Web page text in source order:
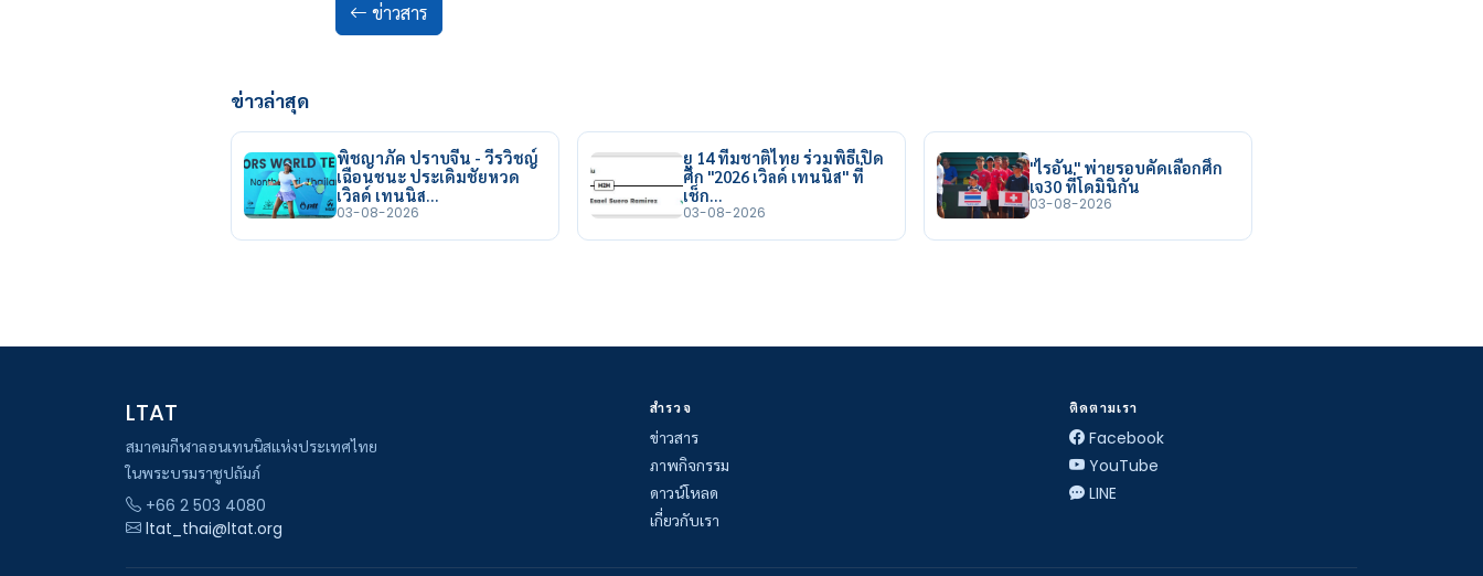
ข่าวสาร
ข่าวล่าสุด
พิชญาภัค ปราบจีน - วีรวิชญ์
เฉือนชนะ ประเดิมชัยหวด
เวิลด์ เทนนิส…
03-08-2026
ยู 14 ทีมชาติไทย ร่วมพิธีเปิด
ศึก "2026 เวิลด์ เทนนิส" ที่
เช็ก…
03-08-2026
"ไรอัน" พ่ายรอบคัดเลือกศึก
เจ30 ที่โดมินิกัน
03-08-2026
LTAT
สมาคมกีฬาลอนเทนนิสแห่งประเทศไทย
ในพระบรมราชูปถัมภ์
+66 2 503 4080
ltat_thai@ltat.org
สำรวจ
ข่าวสาร
ภาพกิจกรรม
ดาวน์โหลด
เกี่ยวกับเรา
ติดตามเรา
Facebook
YouTube
LINE